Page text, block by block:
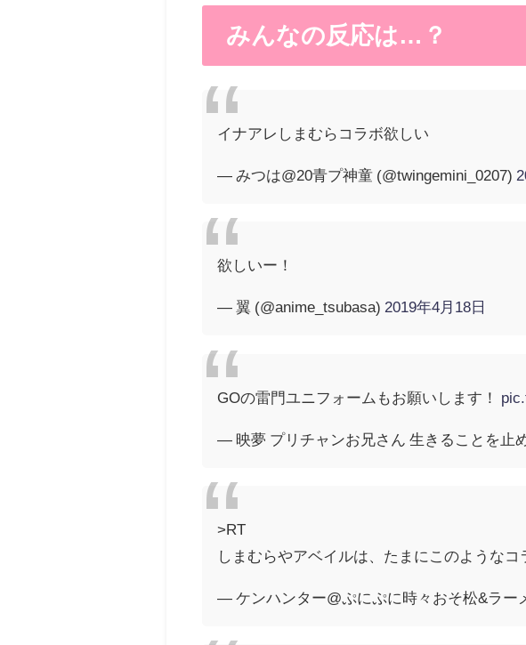
みんなの反応は…？
イナアレしまむらコラボ欲しい
— みつは@20青プ神童️ (@twingemini_0207)
欲しいー！
— 翼 (@anime_tsubasa) 2019年4月18日
GOの雷門ユニフォームもお願いします！
— 映夢 プリチャンお兄さん 生きることを止
>RT
しまむらやアベイルは、たまにこのような
— ケンハンター@ぷにぷに時々おそ松&ラー